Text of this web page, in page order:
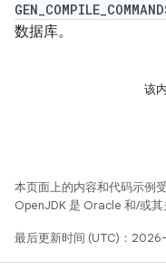
数据库。
该
本页面上的内容和代码示例受
OpenJDK 是 Oracle 和/或其
最后更新时间 (UTC)：